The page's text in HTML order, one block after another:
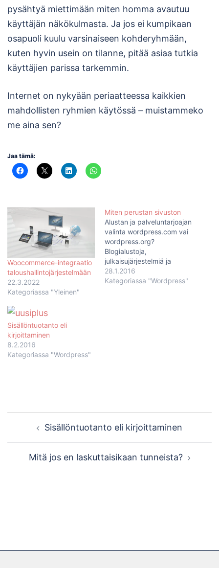
pysähtyä miettimään miten homma avautuu
käyttäjän näkökulmasta. Ja jos ei kumpikaan
osapuoli kuulu varsinaiseen kohderyhmään,
kuten hyvin usein on tilanne, pitää asiaa tutkia
käyttäjien parissa tarkemmin.
Internet on nykyään periaatteessa kaikkien
mahdollisten ryhmien käytössä – muistammeko
me aina sen?
Jaa tämä:
Woocommerce-integraatio
taloushallintojärjestelmään
22.3.2022
Kategoriassa "Yleinen"
Miten perustan sivuston
Alustan ja palveluntarjoajan
valinta wordpress.com vai
wordpress.org?
Blogialustoja,
julkaisujärjestelmiä ja
kotisivukoneita on
monenlaisia ja niihin voi
28.1.2016
Kategoriassa "Wordpress"
Sisällöntuotanto eli
kirjoittaminen
8.2.2016
Kategoriassa "Wordpress"
navigationSisällöntuotanto eli kirjoittaminen
Mitä jos en laskuttaisikaan tunneista?